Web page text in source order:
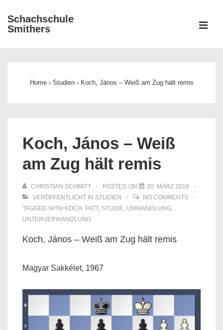
Zum
Inhalt
Schachschule
Smithers
Home › Studien › Koch, János – Weiß am Zug hält remis
Koch, János – Weiß
am Zug hält remis
CHRISTIAN SCHMITT POSTED ON
20. MÄRZ 2018
VERÖFFENTLICHT IN STUDIEN
NO COMMENTS
TAGGED WITH KOCH , PATT, STUDIE, UMWANDLUNG,
UNTERVERWANDLUNG
Koch, János – Weiß am Zug hält remis
Magyar Sakkélet, 1967